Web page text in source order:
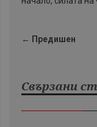
← Предишен
Свързани